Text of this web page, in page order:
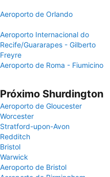
Aeroporto de Orlando
Aeroporto Internacional do
Recife/Guararapes - Gilberto
Freyre
Aeroporto de Roma - Fiumicino
Próximo Shurdington
Aeroporto de Gloucester
Worcester
Stratford-upon-Avon
Redditch
Bristol
Warwick
Aeroporto de Bristol